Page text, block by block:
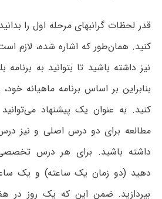
قدر لحظات گرانبهای مرحله اول را
کنید. همان‌طور که اشاره شده، لازم
نیز داشته باشید تا بتوانید به
بنابراین بر اساس برنامه ماهیانه
مطالعه برای دو درس اصلی و نیز درس
داشته باشید. برای هر درس
دهید (دو زمان یک ساعته) و یک
بپردازید. ضمن این که یک روز در